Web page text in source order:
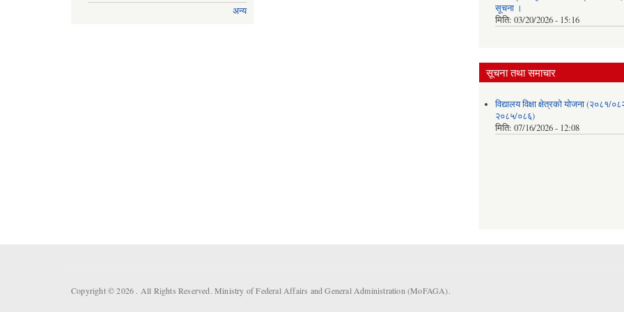
अन्य
सूचना ।
मिति: 03/20/2026 - 15:16
सूचना तथा समाचार
विद्यालय विक्षा क्षेत्रको योजना (२०८१/
२०८५/०८६)
मिति: 07/16/2026 - 12:08
Copyright © 2026 . All Rights Reserved. Ministry of Federal Affairs and General Administration (MoFAGA).